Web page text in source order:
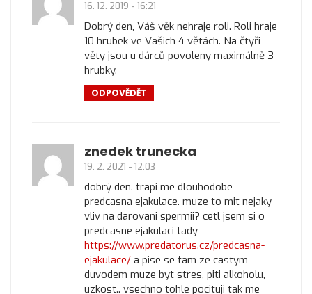
16. 12. 2019 - 16:21
Dobrý den, Váš věk nehraje roli. Roli hraje
10 hrubek ve Vašich 4 větách. Na čtyři
věty jsou u dárců povoleny maximálně 3
hrubky.
ODPOVĚDĚT
znedek trunecka
19. 2. 2021 - 12:03
dobrý den. trapi me dlouhodobe
predcasna ejakulace. muze to mit nejaky
vliv na darovani spermii? cetl jsem si o
predcasne ejakulaci tady
https://www.predatorus.cz/predcasna-
ejakulace/ a pise se tam ze castym
duvodem muze byt stres, piti alkoholu,
uzkost.. vsechno tohle pocituji tak me